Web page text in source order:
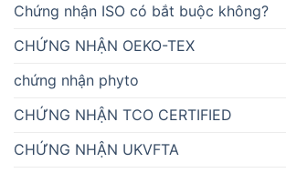
Chứng nhận ISO có bắt buộc không?
CHỨNG NHẬN OEKO-TEX
chứng nhận phyto
CHỨNG NHẬN TCO CERTIFIED
CHỨNG NHẬN UKVFTA